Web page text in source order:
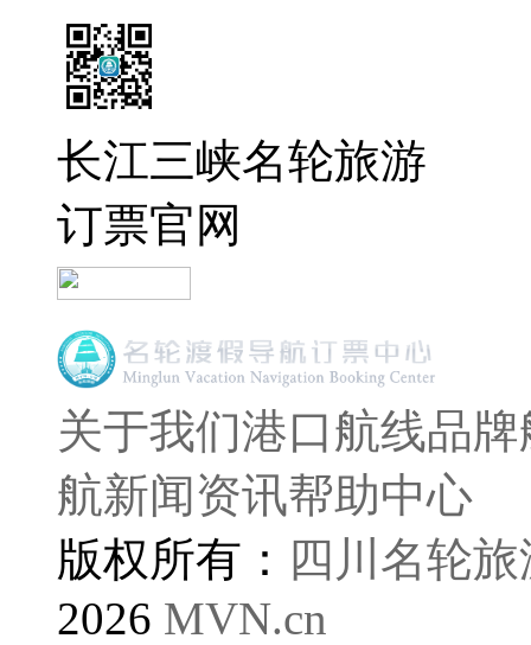
长江三峡名轮旅游
订票官网
关于我们港口航线品
航新闻资讯帮助中心
版权所有： 四川名轮
2026 MVN.cn